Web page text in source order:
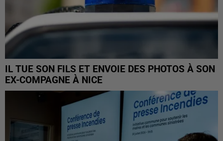
IL TUE SON FILS ET ENVOIE DES PHOTOS À SON
EX-COMPAGNE À NICE